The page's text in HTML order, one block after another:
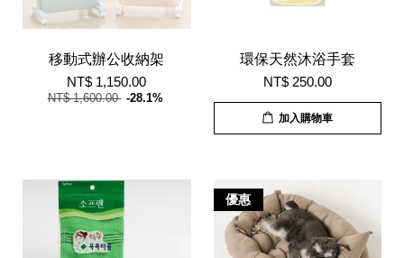
移動式辦公收納架
NT$ 1,150.00
NT$ 1,600.00 -28.1%
環保天然沐浴手套
NT$ 250.00
加入購物車
優惠